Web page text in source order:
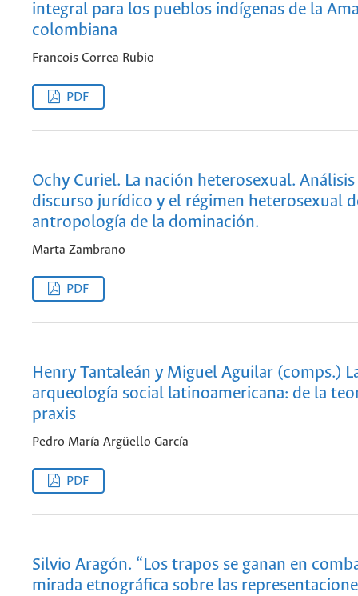
integral para los pueblos indígenas de la
colombiana
Francois Correa Rubio
PDF
Ochy Curiel. La nación heterosexual.
discurso jurídico y el régimen heterosexual
antropología de la dominación.
Marta Zambrano
PDF
Henry Tantaleán y Miguel Aguilar (comps.)
arqueología social latinoamericana: de la
praxis
Pedro María Argüello García
PDF
Silvio Aragón. “Los trapos se ganan en
mirada etnográfica sobre las